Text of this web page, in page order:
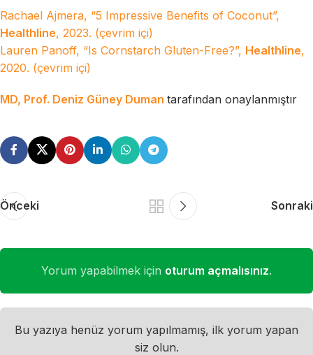
Rachael Ajmera, “5 Impressive Benefits of Coconut”,
Healthline, 2023. (çevrim içi)
Lauren Panoff, “Is Cornstarch Gluten-Free?”, Healthline,
2020. (çevrim içi)
MD, Prof. Deniz Güney Duman tarafından onaylanmıştır
Önceki Sonraki
Yorum yapabilmek için oturum açmalısınız.
Bu yazıya henüz yorum yapılmamış, ilk yorum yapan
siz olun.